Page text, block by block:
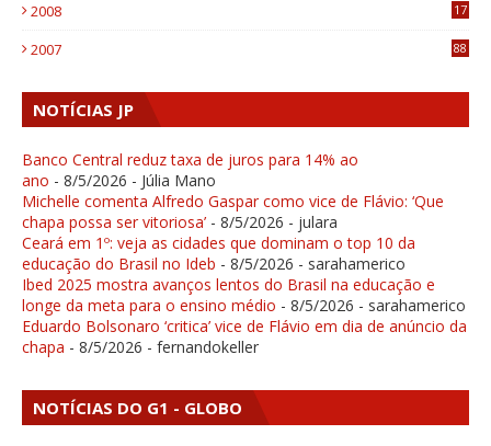
2008
17
2007 88
NOTÍCIAS JP
Banco Central reduz taxa de juros para 14% ao
ano - 8/5/2026 - Júlia Mano
Michelle comenta Alfredo Gaspar como vice de Flávio: ‘Que
chapa possa ser vitoriosa’ - 8/5/2026 - julara
Ceará em 1º: veja as cidades que dominam o top 10 da
educação do Brasil no Ideb - 8/5/2026 - sarahamerico
Ibed 2025 mostra avanços lentos do Brasil na educação e
longe da meta para o ensino médio - 8/5/2026 - sarahamerico
Eduardo Bolsonaro ‘critica’ vice de Flávio em dia de anúncio da
chapa - 8/5/2026 - fernandokeller
NOTÍCIAS DO G1 - GLOBO